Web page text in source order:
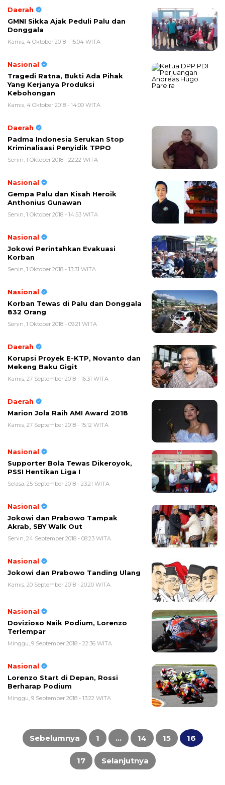
Daerah
GMNI Sikka Ajak Peduli Palu dan
Donggala
Kamis, 4 Oktober 2018 - 15:04 WITA
Nasional
Tragedi Ratna, Bukti Ada Pihak
Yang Kerjanya Produksi
Kebohongan
Kamis, 4 Oktober 2018 - 14:00 WITA
Daerah
Padma Indonesia Serukan Stop
Kriminalisasi Penyidik TPPO
Senin, 1 Oktober 2018 - 22:22 WITA
Nasional
Gempa Palu dan Kisah Heroik
Anthonius Gunawan
Senin, 1 Oktober 2018 - 14:53 WITA
Nasional
Jokowi Perintahkan Evakuasi
Korban
Senin, 1 Oktober 2018 - 13:31 WITA
Nasional
Korban Tewas di Palu dan Donggala
832 Orang
Senin, 1 Oktober 2018 - 09:21 WITA
Daerah
Korupsi Proyek E-KTP, Novanto dan
Mekeng Baku Gigit
Kamis, 27 September 2018 - 16:31 WITA
Daerah
Marion Jola Raih AMI Award 2018
Kamis, 27 September 2018 - 15:12 WITA
Nasional
Supporter Bola Tewas Dikeroyok,
PSSI Hentikan Liga I
Selasa, 25 September 2018 - 23:21 WITA
Nasional
Jokowi dan Prabowo Tampak
Akrab, SBY Walk Out
Senin, 24 September 2018 - 08:23 WITA
Nasional
Jokowi dan Prabowo Tanding Ulang
Kamis, 20 September 2018 - 20:20 WITA
Nasional
Dovizioso Naik Podium, Lorenzo
Terlempar
Minggu, 9 September 2018 - 22:36 WITA
Nasional
Lorenzo Start di Depan, Rossi
Berharap Podium
Minggu, 9 September 2018 - 13:22 WITA
Paginasi
posSebelumnya 1 … 14 15 16
17 Selanjutnya